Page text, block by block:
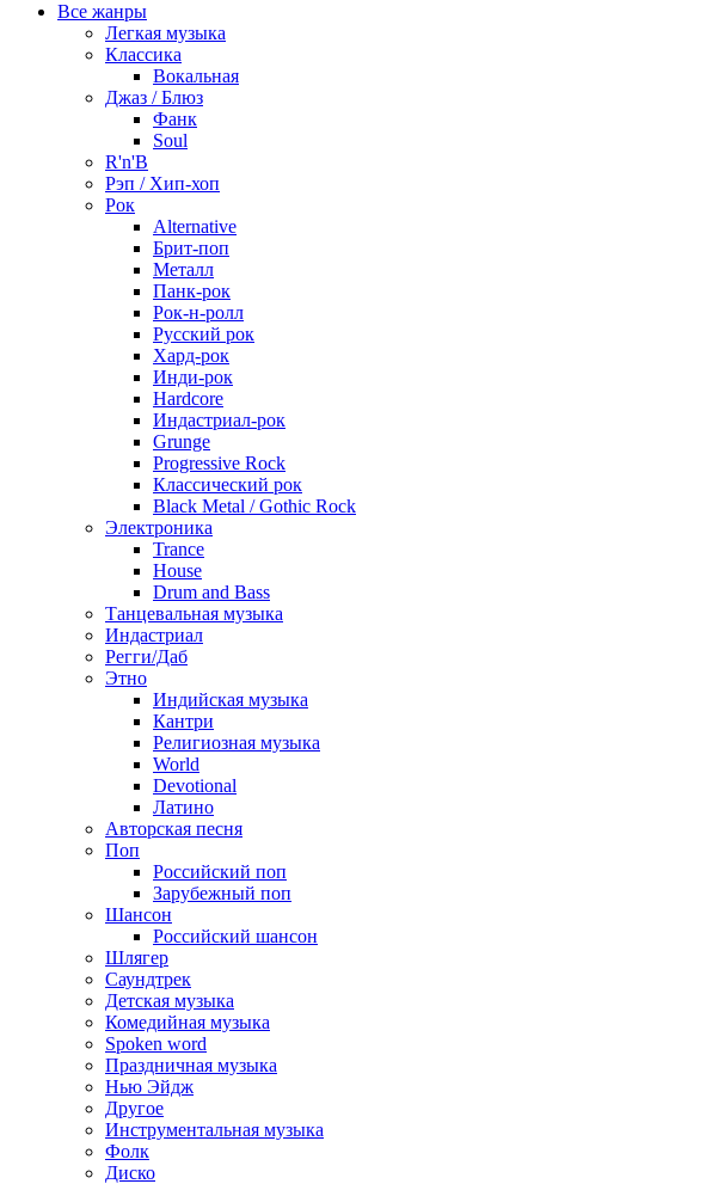
Все жанры
Легкая музыка
Классика
Вокальная
Джаз / Блюз
Фанк
Soul
R'n'B
Рэп / Хип-хоп
Рок
Alternative
Брит-поп
Металл
Панк-рок
Рок-н-ролл
Русский рок
Хард-рок
Инди-рок
Hardcore
Индастриал-рок
Grunge
Progressive Rock
Классический рок
Black Metal / Gothic Rock
Электроника
Trance
House
Drum and Bass
Танцевальная музыка
Индастриал
Регги/Даб
Этно
Индийская музыка
Кантри
Религиозная музыка
World
Devotional
Латино
Авторская песня
Поп
Российский поп
Зарубежный поп
Шансон
Российский шансон
Шлягер
Саундтрек
Детская музыка
Комедийная музыка
Spoken word
Праздничная музыка
Нью Эйдж
Другое
Инструментальная музыка
Фолк
Диско